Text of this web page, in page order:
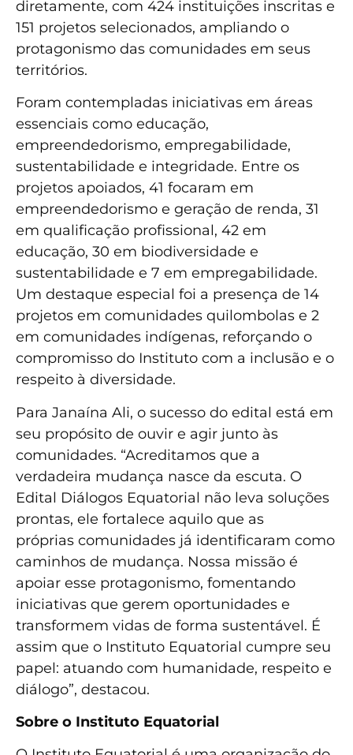
diretamente, com 424 instituições inscritas e
151 projetos selecionados, ampliando o
protagonismo das comunidades em seus
territórios.
Foram contempladas iniciativas em áreas
essenciais como educação,
empreendedorismo, empregabilidade,
sustentabilidade e integridade. Entre os
projetos apoiados, 41 focaram em
empreendedorismo e geração de renda, 31
em qualificação profissional, 42 em
educação, 30 em biodiversidade e
sustentabilidade e 7 em empregabilidade.
Um destaque especial foi a presença de 14
projetos em comunidades quilombolas e 2
em comunidades indígenas, reforçando o
compromisso do Instituto com a inclusão e o
respeito à diversidade.
Para Janaína Ali, o sucesso do edital está em
seu propósito de ouvir e agir junto às
comunidades. “Acreditamos que a
verdadeira mudança nasce da escuta. O
Edital Diálogos Equatorial não leva soluções
prontas, ele fortalece aquilo que as
próprias comunidades já identificaram como
caminhos de mudança. Nossa missão é
apoiar esse protagonismo, fomentando
iniciativas que gerem oportunidades e
transformem vidas de forma sustentável. É
assim que o Instituto Equatorial cumpre seu
papel: atuando com humanidade, respeito e
diálogo”, destacou.
Sobre o Instituto Equatorial